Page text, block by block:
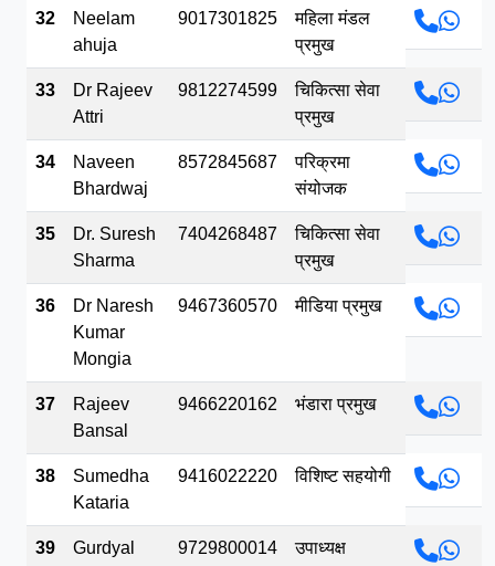
32
Neelam
ahuja
9017301825
महिला मंडल
प्रमुख
33
Dr Rajeev
Attri
9812274599
चिकित्सा सेवा
प्रमुख
34
Naveen
Bhardwaj
8572845687
परिक्रमा
संयोजक
35
Dr. Suresh
Sharma
7404268487
चिकित्सा सेवा
प्रमुख
36
Dr Naresh
Kumar
Mongia
9467360570 मीडिया प्रमुख
37
Rajeev
Bansal
9466220162 भंडारा प्रमुख
38
Sumedha
Kataria
9416022220 विशिष्ट सहयोगी
39
Gurdyal
9729800014 उपाध्यक्ष